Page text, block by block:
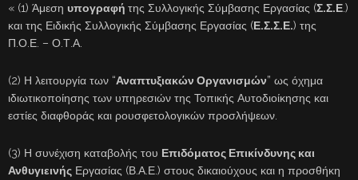
« (1) Άμεση υπογραφή της Συλλογικής Σύμβασης Εργασίας (Σ.Σ.Ε.)
και της Ειδικής Συλλογικής Σύμβασης Εργασίας (Ε.Σ.Σ.Ε.) της
Π.Ο.Ε. – Ο.Τ.Α.
(2) Η λειτουργία των “Αναπτυξιακών Οργανισμών” ως όχημα
ιδιωτικοποίησης των υπηρεσιών της Τοπικής Αυτοδιοίκησης και
εστίες διαφθοράς και ρουσφετολογικών προσλήψεων.
(3) Η συνέχιση καταβολής του Επιδόματος Επικίνδυνης και
Ανθυγιεινής Εργασίας (Β.Α.Ε.) στους δικαιούχους και η προσθήκη